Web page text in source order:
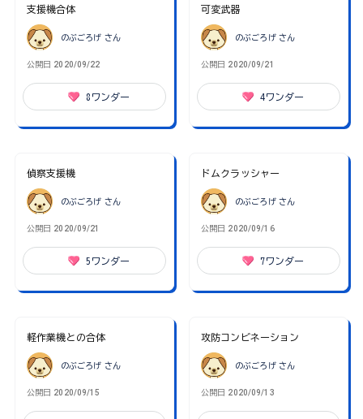
支援機合体
のぶごろげ さん
公開日 2020/09/22
8 ワンダー
可変武器
のぶごろげ さん
公開日 2020/09/21
4ワンダー
偵察支援機
のぶごろげ さん
公開日 2020/09/21
5 ワンダー
ドムクラッシャー
のぶごろげ さん
公開日 2020/09/16
7ワンダー
軽作業機との合体
のぶごろげ さん
公開日 2020/09/15
攻防コンビネーション
のぶごろげ さん
公開日 2020/09/13